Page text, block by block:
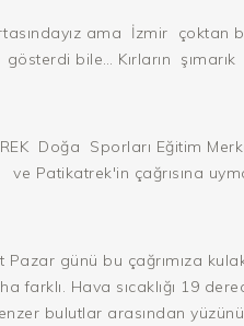
ama İzmir çoktan
gösterdi bile… Kırların şımarık
Doğa Sporları Eğitim
ve Patikatrek'in çağrısına
Pazar günü bu çağrımıza
farklı. Hava sıcaklığı 19
bulutlar arasından